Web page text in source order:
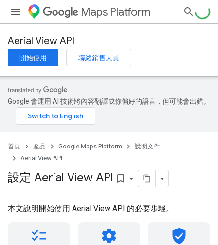
Maps Platform
Aerial View API
開始使用 聯絡銷售人員
Google 會運用 AI 技術將內容翻譯成你偏好的語言，但可能會出錯。
首頁 產品 Google Maps Platform
說明文件
Aerial View API
設定 Aerial View API bookmark_border
本文說明開始使用 Aerial View API 的必要步驟。
checklist settings verified_user